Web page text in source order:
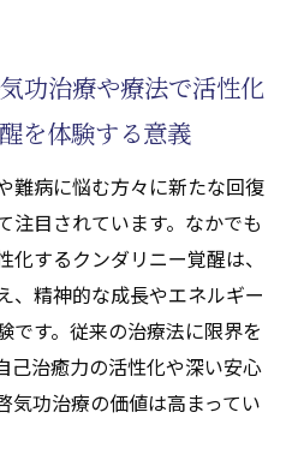
功治療や療法で活性化
を体験する意義
難病に悩む方々に新たな回復
注目されています。なかでも
するクンダリニー覚醒は、
、精神的な成長やエネルギー
です。従来の治療法に限界を
己治癒力の活性化や深い安心
気功治療の価値は高まってい